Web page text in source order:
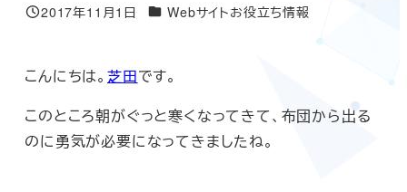
投稿日
2017年11月1日 ニュース＆ブログカテゴリー
Webサイトお役立ち情報
こんにちは。 芝田です。
このところ朝がぐっと寒くなってきて、布団から出る
のに勇気が必要になってきましたね。